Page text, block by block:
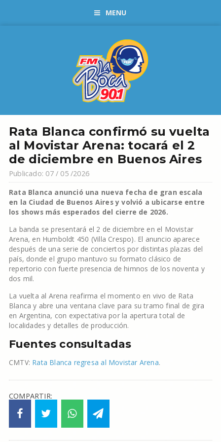
MENU
Rata Blanca confirmó su vuelta
al Movistar Arena: tocará el 2
de diciembre en Buenos Aires
Publicado: 07 / 05 /2026
Rata Blanca anunció una nueva fecha de gran escala
en la Ciudad de Buenos Aires y volvió a ubicarse entre
los shows más esperados del cierre de 2026.
La banda se presentará el 2 de diciembre en el Movistar
Arena, en Humboldt 450 (Villa Crespo). El anuncio aparece
después de una serie de conciertos por distintas plazas del
país, donde el grupo mantuvo su formato clásico de
repertorio con fuerte presencia de himnos de los noventa y
dos mil.
La vuelta al Arena reafirma el momento en vivo de Rata
Blanca y abre una ventana clave para su tramo final de gira
en Argentina, con expectativa por la apertura total de
localidades y detalles de producción.
Fuentes consultadas
CMTV: Rata Blanca regresa al Movistar Arena.
COMPARTIR: